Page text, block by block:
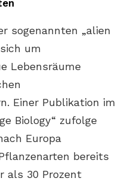
sogenannten „alien
um
Lebensräume
Einer Publikation im
Biology“ zufolge
Europa
bereits
als 30 Prozent